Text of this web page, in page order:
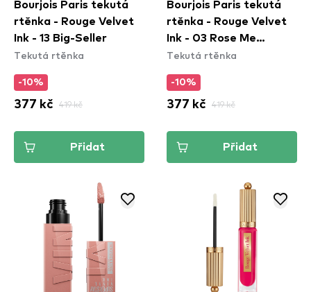
Bourjois Paris tekutá
rtěnka - Rouge Velvet
Ink - 13 Big-Seller
Tekutá rtěnka
-10%
377 kč 419 kč
Přidat
Bourjois Paris tekutá
rtěnka - Rouge Velvet
Ink - 03 Rose Me
Tender
Tekutá rtěnka
-10%
377 kč 419 kč
Přidat